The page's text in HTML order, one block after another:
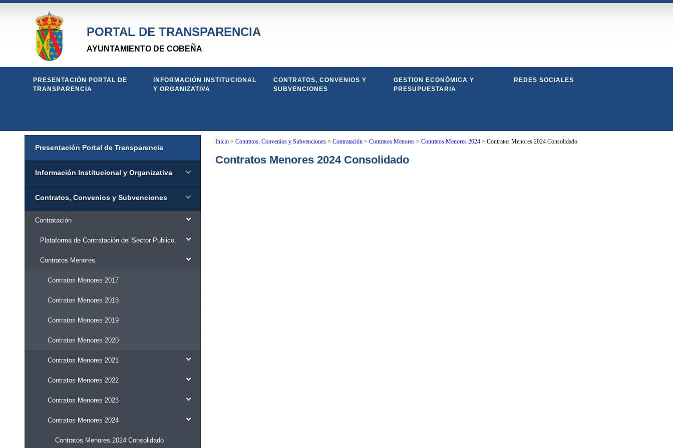
PORTAL DE TRANSPARENCIA
AYUNTAMIENTO DE COBEÑA
PRESENTACIÓN PORTAL DE
TRANSPARENCIA
INFORMACIÓN INSTITUCIONAL
Y ORGANIZATIVA
CONTRATOS, CONVENIOS Y
SUBVENCIONES
GESTION ECONÓMICA Y
PRESUPUESTARIA
REDES SOCIALES
Presentación Portal de Transparencia
Información Institucional y Organizativa
Contratos, Convenios y Subvenciones
Contratación
Plataforma de Contratación del Sector Publico.
Contratos Menores
Contratos Menores 2017
Contratos Menores 2018
Contratos Menores 2019
Contratos Menores 2020
Contratos Menores 2021
Contratos Menores 2022
Contratos Menores 2023
Contratos Menores 2024
Contratos Menores 2024 Consolidado
Inicio> Contratos, Convenios y Subvenciones> Contratación> Contratos Menores> Contratos Menores 2024> Contratos Menores 2024 Consolidado
Contratos Menores 2024 Consolidado